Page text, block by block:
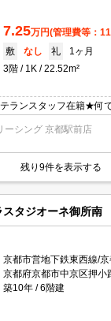
7.25万円(管理費等：
敷
なし 礼
1ヶ月
3階
1K 22.52m²
ランスタッフ在籍★何
ーシング 京都駅前店
残り9件を表示する
スタジオーネ御所南
京都市営地下鉄東西線/
京都府京都市中京区押小
築10年
6階建